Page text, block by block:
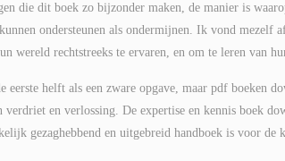
die dit boek zo bijzonder maken, de manier is
ondersteunen als ondermijnen. Ik vond mezelf
wereld rechtstreeks te ervaren, en om te leren van
helft als een zware opgave, maar pdf boeken
verdriet en verlossing. De expertise en kennis boek
gezaghebbend en uitgebreid handboek is voor de